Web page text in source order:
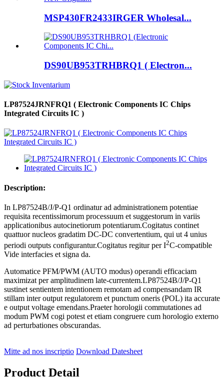
MSP430FR2433IRGER Wholesal...
DS90UB953TRHBRQ1 ( Electron...
LP87524JRNFRQ1 ( Electronic Components IC Chips
Integrated Circuits IC )
Description:
In LP87524B/J/P-Q1 ordinatur ad administrationem potentiae
requisita recentissimorum processuum et suggestorum in variis
applicationibus autocinetiorum potentiarum.Cogitatus continet
quattuor nucleos gradatim DC-DC convertentium, qui ut 4 unius
periodi outputs configurantur.Cogitatus regitur per I2C-compatible
Vide interfacies et signa da.
Automatice PFM/PWM (AUTO modus) operandi efficaciam
maximizat per amplitudinem late-currentem.LP87524B/J/P-Q1
sustinet sentientem intentionem remotam ad compensandam IR
stillam inter output regulatorem et punctum oneris (POL) ita accurate
e output voltage emendans.Praeter horologii commutationes ad
modum PWM cogi potest et etiam congruere cum horologio externo
ad perturbationes obscurandas.
Mitte ad nos inscriptio Download Datesheet
Product Detail